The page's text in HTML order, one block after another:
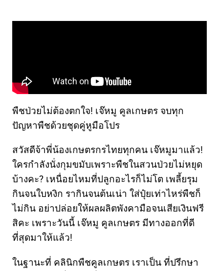
พืชป่วยไม่ต้องตกใจ! เจ๊หมู คูลเกษตร จบทุก
ปัญหาพืชด้วยชุดคู่หูมือโปร
สวัสดีจ้าพี่น้องเกษตรกรไทยทุกคน เจ๊หมูมาแล้ว!
ใครกำลังนั่งกุมขมับเพราะพืชในสวนป่วยไม่หยุด
บ้างคะ? เหนื่อยไหมที่ปลูกอะไรก็ไม่โต เพลี้ยรุม
กินจนใบหงิก รากินจนต้นเน่า ใส่ปุ๋ยเท่าไหร่พืชก็
ไม่กิน อย่าปล่อยให้ผลผลิตพังคามือจนเสียเงินฟรี
สิคะ เพราะวันนี้ เจ๊หมู คูลเกษตร มีทางออกที่ดี
ที่สุดมาให้แล้ว!
ในฐานะที่ คลินิกพืชคูลเกษตร เราเป็น ที่ปรึกษา